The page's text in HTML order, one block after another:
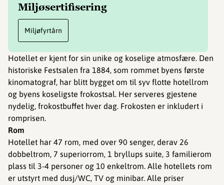
Hotellet er kjent for sin unike og koselige atmosfære. Den
historiske Festsalen fra 1884, som rommet byens første
kinomatograf, har blitt bygget om til syv flotte hotellrom
og byens koseligste frokostsal. Her serveres gjestene
nydelig, frokostbuffet hver dag. Frokosten er inkludert i
romprisen.
Rom
Hotellet har 47 rom, med over 90 senger, derav 26
dobbeltrom, 7 superiorrom, 1 bryllups suite, 3 familierom
plass til 3-4 personer og 10 enkeltrom. Alle hotellets rom
er utstyrt med dusj/WC, TV og minibar. Alle priser
Miljøsertifisering
Miljøfyrtårn